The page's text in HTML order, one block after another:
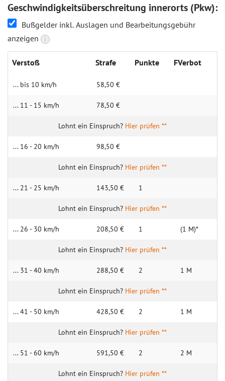
Geschwindigkeitsüberschreitung innerorts (Pkw):
Bußgelder inkl. Auslagen und Bearbeitungsgebühr
anzeigen
i
Verstoß Strafe Punkte FVerbot
... bis 10 km/h 58,50 €
... 11 - 15 km/h 78,50 €
Hier prüfen **
... 16 - 20 km/h 98,50 €
Hier prüfen **
... 21 - 25 km/h 143,50 € 1
Hier prüfen **
... 26 - 30 km/h 208,50 € 1 (1 M)*
Hier prüfen **
... 31 - 40 km/h 288,50 € 2 1 M
Hier prüfen **
... 41 - 50 km/h 428,50 € 2 1 M
Hier prüfen **
... 51 - 60 km/h 591,50 € 2 2 M
Hier prüfen **